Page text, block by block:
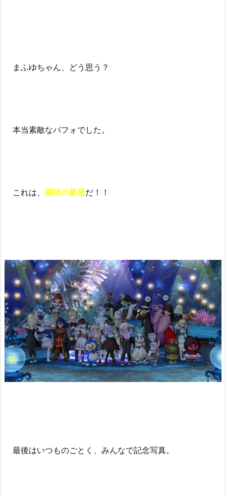
まふゆちゃん、どう思う？
本当素敵なパフォでした。
これは、 期待の新星だ！！
最後はいつものごとく、みんなで記念写真。